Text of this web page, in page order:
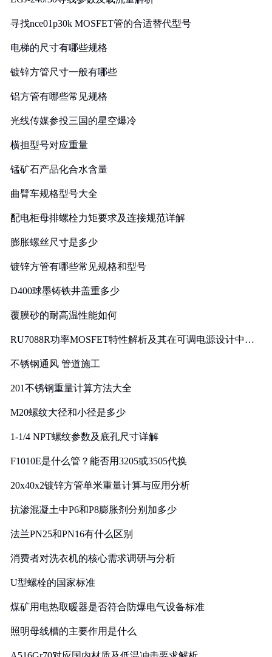
寻找nce01p30k MOSFET管的合适替代型号
电梯的尺寸有哪些规格
镀锌方管尺寸一般有哪些
铝方管有哪些常见规格
光线传媒参投三国的星空爆冷
横担型号对应重量
锰矿石产品化合水含量
曲臂车规格型号大全
配电柜母排螺栓力矩要求及连接规范详解
膨胀螺丝尺寸是多少
镀锌方管有哪些常见规格和型号
D400球墨铸铁井盖重多少
覆膜砂的耐高温性能如何
RU7088R功率MOSFET特性解析及其在可调电源设计中的
不锈钢通风 管道施工
201不锈钢重量计算方法大全
M20螺纹大径和小径是多少
1-1/4 NPT螺纹参数及底孔尺寸详解
F1010E是什么管？能否用3205或3505代换
20x40x2镀锌方管单米重量计算与应用分析
抗渗混凝土中P6和P8膨胀剂分别加多少
法兰PN25和PN16有什么区别
消费者对洗衣机的核心需求调研与分析
U型螺栓的国家标准
煤矿用电热取暖器是否符合防爆电气设备标准
照明母线槽的主要作用是什么